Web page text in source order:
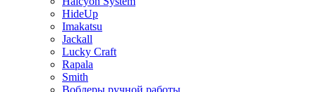
HideUp
Imakatsu
Jackall
Lucky Craft
Rapala
Smith
Воблеры ручной работы